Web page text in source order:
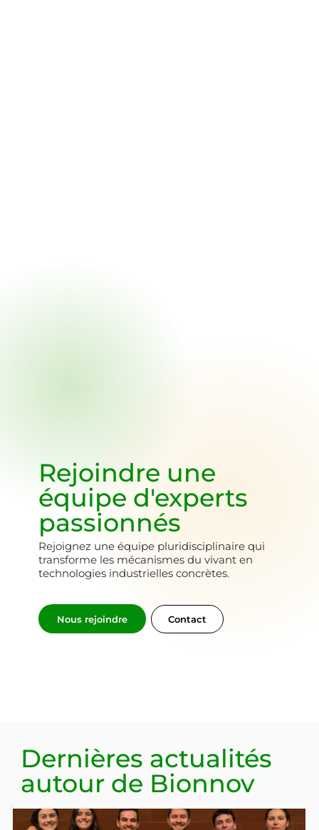
Rejoindre une
équipe d'experts
passionnés
Rejoignez une équipe pluridisciplinaire qui
transforme les mécanismes du vivant en
technologies industrielles concrètes.
Nous rejoindre Contact
Dernières actualités
autour de Bionnov